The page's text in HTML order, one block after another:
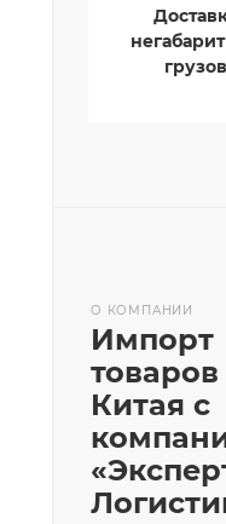
грузов
О КОМПАНИИ
Импорт
товаров
Китая с